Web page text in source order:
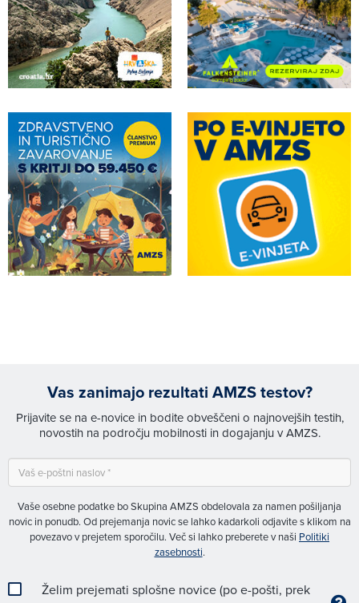
Vas zanimajo rezultati AMZS testov?
Prijavite se na e-novice in bodite obveščeni o najnovejših testih,
novostih na področju mobilnosti in dogajanju v AMZS.
Vaše osebne podatke bo Skupina AMZS obdelovala za namen pošiljanja
novic in ponudb. Od prejemanja novic se lahko kadarkoli odjavite s klikom na
povezavo v prejetem sporočilu. Več si lahko preberete v naši Politiki
zasebnosti.
Želim prejemati splošne novice (po e-pošti, prek